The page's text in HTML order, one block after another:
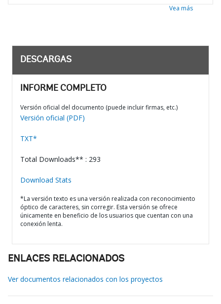
Vea más
DESCARGAS
INFORME COMPLETO
Versión oficial del documento (puede incluir firmas, etc.)
Versión oficial (PDF)
TXT*
Total Downloads** : 293
Download Stats
*La versión texto es una versión realizada con reconocimiento
óptico de caracteres, sin corregir. Esta versión se ofrece
únicamente en beneficio de los usuarios que cuentan con una
conexión lenta.
ENLACES RELACIONADOS
Ver documentos relacionados con los proyectos